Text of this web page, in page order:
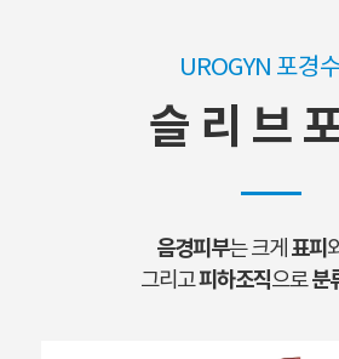
UROGYN 포경
슬 리 브
음경피부는 크게 표피
그리고피하조직으로분